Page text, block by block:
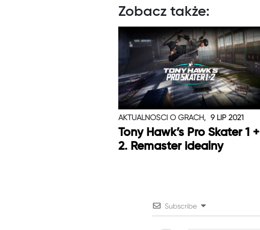
Zobacz także:
AKTUALNOŚCI O GRACH, 9 LIP 2021
Tony Hawk’s Pro Skater 1 +
2. Remaster idealny
Subscribe